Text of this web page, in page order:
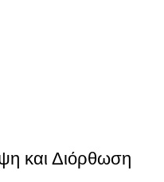
και Διόρθωση